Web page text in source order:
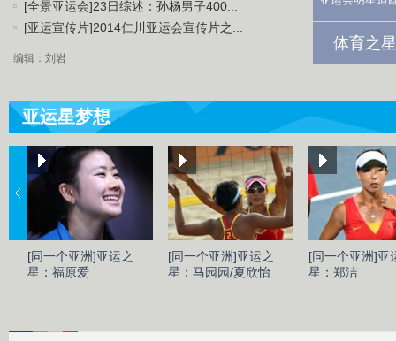
[全景亚运会]23日综述：孙杨男子400...
[亚运宣传片]2014仁川亚运会宣传片之...
编辑：刘岩
体育之
亚运星梦想
[同一个亚洲]亚运之
星：福原爱
[同一个亚洲]亚运之
星：马园园/夏欣怡
[同一个亚洲]亚
星：郑洁